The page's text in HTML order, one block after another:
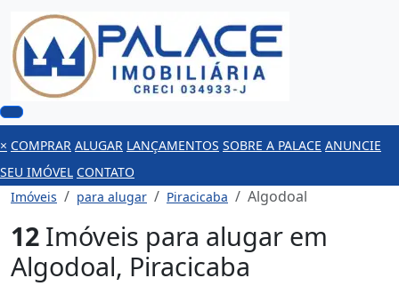
× COMPRAR ALUGAR LANÇAMENTOS SOBRE A PALACE ANUNCIE
SEU IMÓVEL CONTATO
Imóveis
para alugar Piracicaba Algodoal
12 Imóveis para alugar em
Algodoal, Piracicaba